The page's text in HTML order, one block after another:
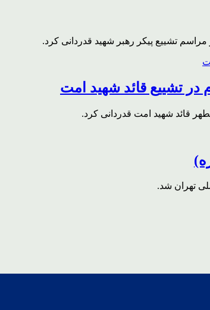
تشییع پیکر رهبر شهید قدردانی کرد.
تشییع قائد شهید امت
قائد شهید امت قدردانی کرد.
تهران شد.